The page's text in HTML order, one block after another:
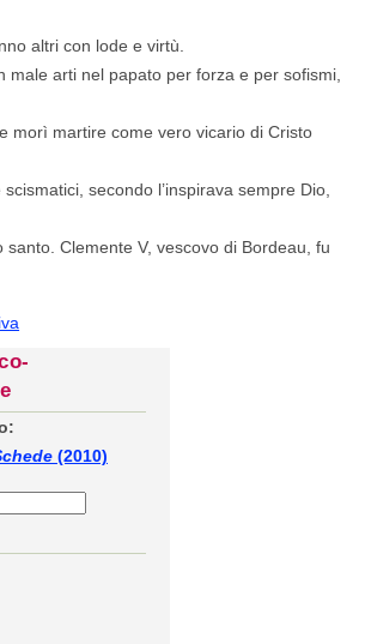
altri con lode e virtù.
male arti nel papato per forza e per sofismi,
morì martire come vero vicario di Cristo
secondo l’inspirava sempre Dio,
santo. Clemente V, vescovo di Bordeau, fu
(2010)